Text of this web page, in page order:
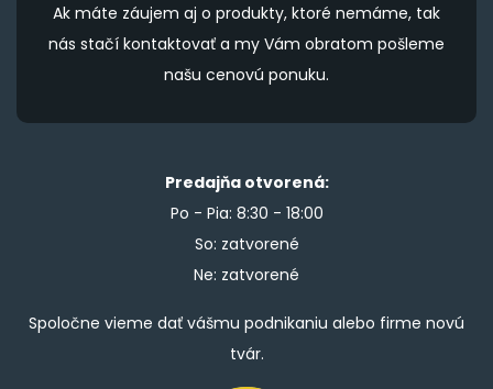
Ak máte záujem aj o produkty, ktoré nemáme, tak
nás stačí kontaktovať a my Vám obratom pošleme
našu cenovú ponuku.
Predajňa otvorená:
Po - Pia: 8:30 - 18:00
So: zatvorené
Ne: zatvorené
Spoločne vieme dať vášmu podnikaniu alebo firme novú
tvár.